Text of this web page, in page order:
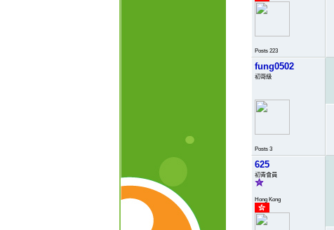
Posts 223
fung0502
初哥級
Posts 3
625
初青會員
Hong Kong